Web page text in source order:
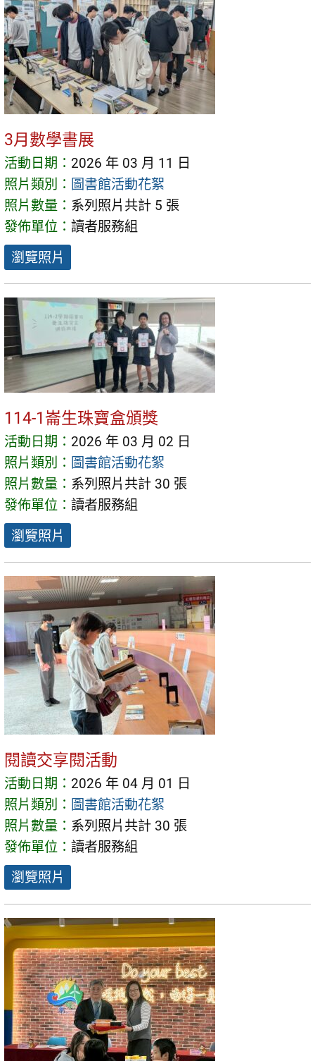
3月數學書展
活動日期： 2026 年 03 月 11 日
照片類別： 圖書館活動花絮
照片數量： 系列照片共計 5 張
發佈單位： 讀者服務組
瀏覽照片
114-1崙生珠寶盒頒獎
活動日期： 2026 年 03 月 02 日
照片類別： 圖書館活動花絮
照片數量： 系列照片共計 30 張
發佈單位： 讀者服務組
瀏覽照片
閱讀交享閱活動
活動日期： 2026 年 04 月 01 日
照片類別： 圖書館活動花絮
照片數量： 系列照片共計 30 張
發佈單位： 讀者服務組
瀏覽照片